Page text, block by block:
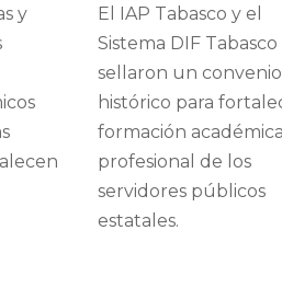
y
El IAP Tabasco y el
Sistema DIF Tabasco
sellaron un convenio
histórico para
formación
profesional de los
servidores públicos
estatales.